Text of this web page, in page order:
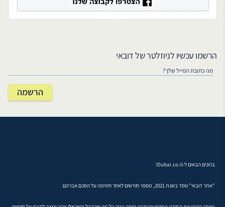
הרשמו עכשיו לניוזלטר של דובאי
ברוכים הבאים ל-Dubai.co.il!
"אתר דובאי" נוסד בשנת 2021, מספר חודשים לאחר חתימה על הסכם אברהם.